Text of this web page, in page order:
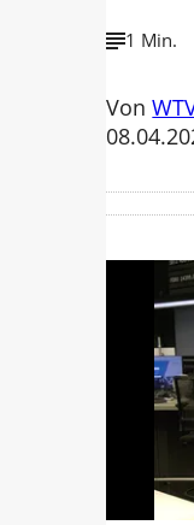
1 Min.
Von